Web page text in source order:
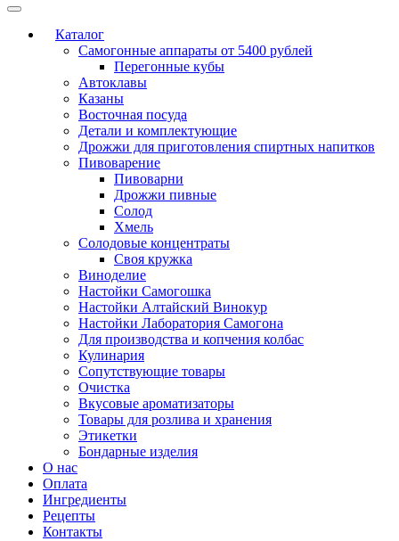
Каталог
Самогонные аппараты от 5400 рублей
Перегонные кубы
Автоклавы
Казаны
Восточная посуда
Детали и комплектующие
Дрожжи для приготовления спиртных напитков
Пивоварение
Пивоварни
Дрожжи пивные
Солод
Хмель
Солодовые концентраты
Своя кружка
Виноделие
Настойки Самогошка
Настойки Алтайский Винокур
Настойки Лаборатория Самогона
Для производства и копчения колбас
Кулинария
Сопутствующие товары
Очистка
Вкусовые ароматизаторы
Товары для розлива и хранения
Этикетки
Бондарные изделия
О нас
Оплата
Ингредиенты
Рецепты
Контакты